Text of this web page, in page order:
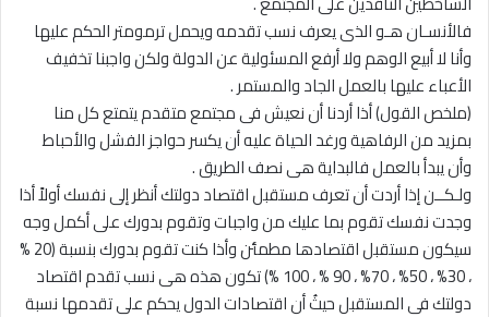
فالأنسـان هـو الذى يعرف نسب تقدمه ويحمل ترمومتر الحكم عليها
وأنا لا أبيع الوهم ولا أرفع المسئولية عن الدولة ولكن واجبنا تخفيف
الأعباء عليها بالعمل الجاد والمستمر .
(ملخص القول) أذا أردنا أن نعيش فى مجتمع متقدم يتمتع كل منا
بمزيد من الرفاهية ورغد الحياة عليه أن يكسر حواجز الفشل والأحباط
وأن يبدأ بالعمل فالبداية هى نصف الطريق .
ولـكــن إذا أردت أن تعرف مستقبل اقتصاد دولتك أنظر إلى نفسك أولاً أذا
وجدت نفسك تقوم بما عليك من واجبات وتقوم بدورك على أكمل وجه
سيكون مستقبل اقتصادها مطمئن وأذا كنت تقوم بدورك بنسبة (20 %
، 30% ، 50% ، 70% ، 90 % ، 100 %) تكون هذه هى نسب تقدم اقتصاد
دولتك فى المستقبل حيثُ أن اقتصادات الدول يحكم على تقدمها نسبة